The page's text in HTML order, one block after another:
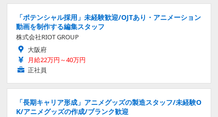
「ポテンシャル採用」未経験歓迎/OJTあり・アニメーション
動画を制作する編集スタッフ
株式会社RIOT GROUP
大阪府
月給22万円～40万円
正社員
「長期キャリア形成」アニメグッズの製造スタッフ/未経験O
K/アニメグッズの作成/ブランク歓迎